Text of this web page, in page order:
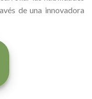
de una innovadora